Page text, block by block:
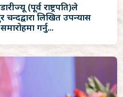
(पूर्व राष्ट्रपति)ले
चन्दद्वारा लिखित उपन्यास
गर्नु...